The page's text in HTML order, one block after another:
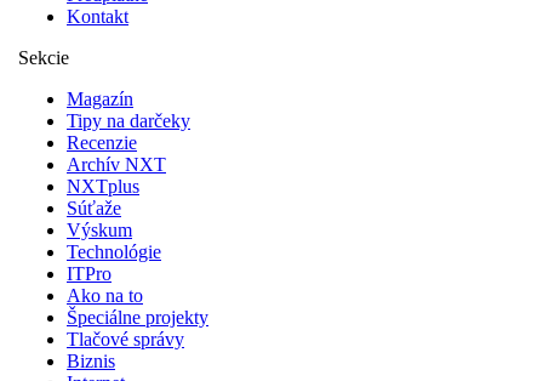
Kontakt
Sekcie
Magazín
Tipy na darčeky
Recenzie
Archív NXT
NXTplus
Súťaže
Výskum
Technológie
ITPro
Ako na to
Špeciálne projekty
Tlačové správy
Biznis